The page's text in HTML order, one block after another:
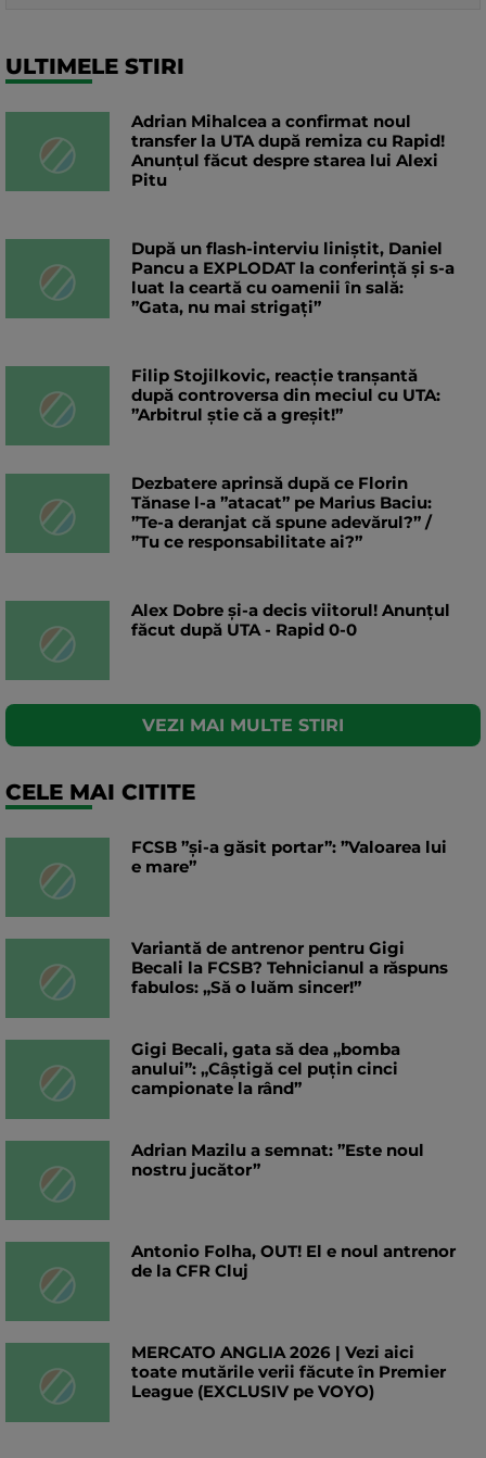
ULTIMELE STIRI
Adrian Mihalcea a confirmat noul
transfer la UTA după remiza cu Rapid!
Anunțul făcut despre starea lui Alexi
Pitu
După un flash-interviu liniștit, Daniel
Pancu a EXPLODAT la conferință și s-a
luat la ceartă cu oamenii în sală:
”Gata, nu mai strigați”
Filip Stojilkovic, reacție tranșantă
după controversa din meciul cu UTA:
”Arbitrul știe că a greșit!”
Dezbatere aprinsă după ce Florin
Tănase l-a ”atacat” pe Marius Baciu:
”Te-a deranjat că spune adevărul?” /
”Tu ce responsabilitate ai?”
Alex Dobre și-a decis viitorul! Anunțul
făcut după UTA - Rapid 0-0
VEZI MAI MULTE STIRI
CELE MAI CITITE
FCSB ”și-a găsit portar”: ”Valoarea lui
e mare”
Variantă de antrenor pentru Gigi
Becali la FCSB? Tehnicianul a răspuns
fabulos: „Să o luăm sincer!”
Gigi Becali, gata să dea „bomba
anului”: „Câștigă cel puțin cinci
campionate la rând”
Adrian Mazilu a semnat: ”Este noul
nostru jucător”
Antonio Folha, OUT! El e noul antrenor
de la CFR Cluj
MERCATO ANGLIA 2026 | Vezi aici
toate mutările verii făcute în Premier
League (EXCLUSIV pe VOYO)